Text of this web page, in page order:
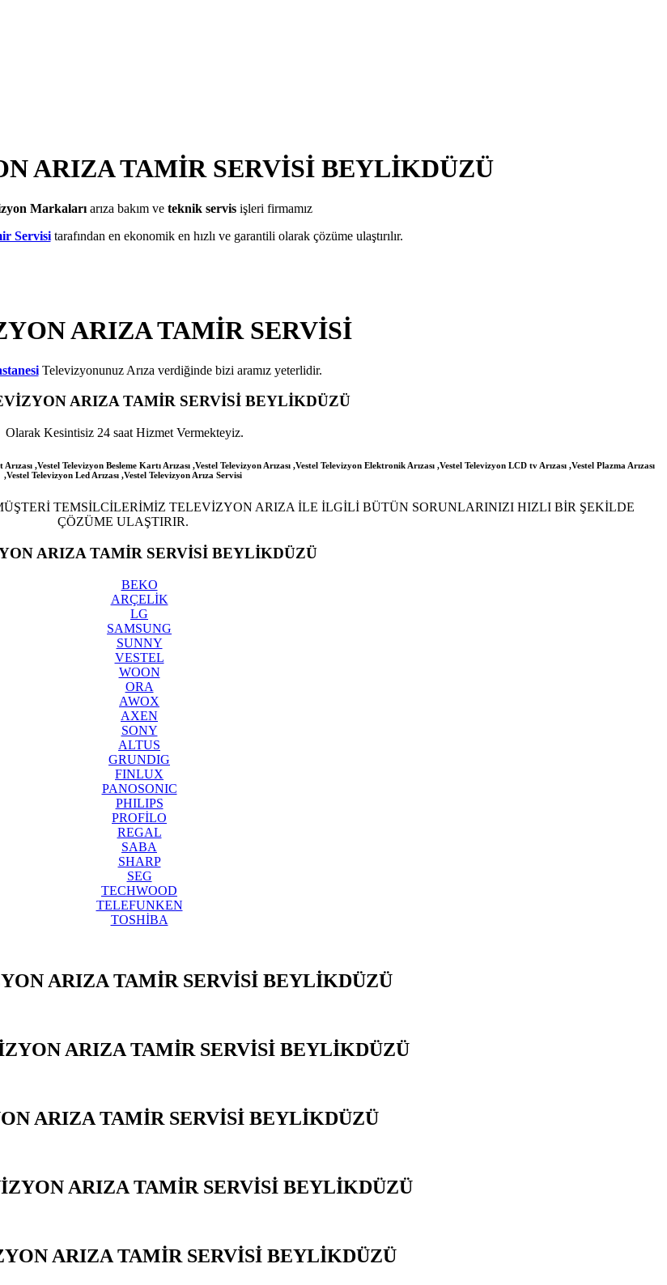
ARIZA TAMİR SERVİSİ BEYLİKDÜZÜ
Markaları arıza bakım ve teknik servis işleri firmamız
Servisitarafından en ekonomik en hızlı ve garantili olarak çözüme ulaştırılır.
ARIZA TAMİR SERVİSİ
Televizyonunuz Arıza verdiğinde bizi aramız yeterlidir.
ARIZA TAMİR SERVİSİ BEYLİKDÜZÜ
Olarak Kesintisiz 24 saat Hizmet Vermekteyiz.
,Vestel Televizyon Besleme Kartı Arızası ,Vestel Televizyon Arızası ,Vestel Televizyon Elektronik Arızası ,Vestel Televizyon LCD tv Arızası ,Vestel Plazma Arızası
,Vestel Televizyon Led Arızası ,Vestel Televizyon Arıza Servisi
TEMSİLCİLERİMİZ TELEVİZYON ARIZA İLE İLGİLİ BÜTÜN SORUNLARINIZI HIZLI BİR ŞEKİLDE
ÇÖZÜME ULAŞTIRIR.
ARIZA TAMİR SERVİSİ BEYLİKDÜZÜ
BEKO
ARÇELİK
LG
SAMSUNG
SUNNY
VESTEL
WOON
ORA
AWOX
AXEN
SONY
ALTUS
GRUNDIG
FINLUX
PANOSONIC
PHILIPS
PROFİLO
REGAL
SABA
SHARP
SEG
TECHWOOD
TELEFUNKEN
TOSHİBA
ARIZA TAMİR SERVİSİ BEYLİKDÜZÜ
ARIZA TAMİR SERVİSİ BEYLİKDÜZÜ
ARIZA TAMİR SERVİSİ BEYLİKDÜZÜ
ARIZA TAMİR SERVİSİ BEYLİKDÜZÜ
ARIZA TAMİR SERVİSİ BEYLİKDÜZÜ